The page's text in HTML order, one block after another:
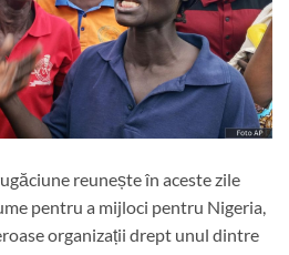
reunește în aceste zile
pentru a mijloci pentru Nigeria,
organizații drept unul dintre